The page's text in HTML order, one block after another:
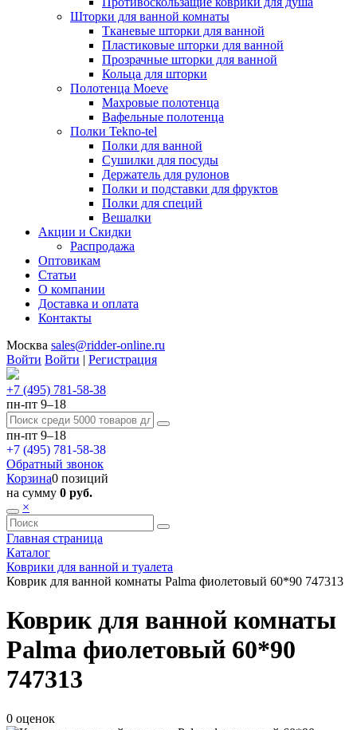
Шторки для ванной комнаты
Тканевые шторки для ванной
Пластиковые шторки для ванной
Прозрачные шторки для ванной
Кольца для шторки
Полотенца Moeve
Махровые полотенца
Вафельные полотенца
Полки Tekno-tel
Полки для ванной
Сушилки для посуды
Держатель для рулонов
Полки и подставки для фруктов
Полки для специй
Вешалки
Акции и Скидки
Распродажа
Оптовикам
Статьи
О компании
Доставка и оплата
Контакты
Москва sales@ridder-online.ru
Войти Войти | Регистрация
+7 (495) 781-58-38
пн-пт 9–18
пн-пт 9–18
+7 (495) 781-58-38
Обратный звонок
Корзина0 позиций
на сумму 0 руб.
×
Главная страница
Каталог
Коврики для ванной и туалета
Коврик для ванной комнаты Palma фиолетовый 60*90 747313
Коврик для ванной комнаты
Palma фиолетовый 60*90
747313
0 оценок